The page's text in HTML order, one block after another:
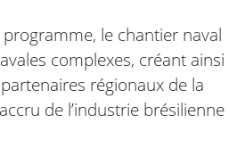
le chantier naval
complexes, créant ainsi
régionaux de la
de l’industrie brésilienne